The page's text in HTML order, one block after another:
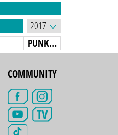
PUNKTE
COMMUNITY
TV